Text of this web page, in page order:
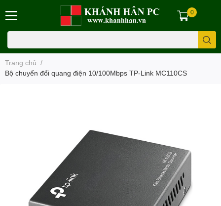
0
Trang chủ /
Bộ chuyển đổi quang điện 10/100Mbps TP-Link MC110CS